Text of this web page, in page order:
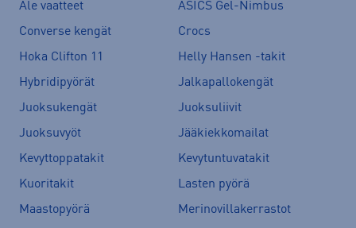
Ale vaatteet
ASICS Gel-Nimbus
Converse kengät
Crocs
Hoka Clifton 11
Helly Hansen -takit
Hybridipyörät
Jalkapallokengät
Juoksukengät
Juoksuliivit
Juoksuvyöt
Jääkiekkomailat
Kevyttoppatakit
Kevytuntuvatakit
Kuoritakit
Lasten pyörä
Maastopyörä
Merinovillakerrastot